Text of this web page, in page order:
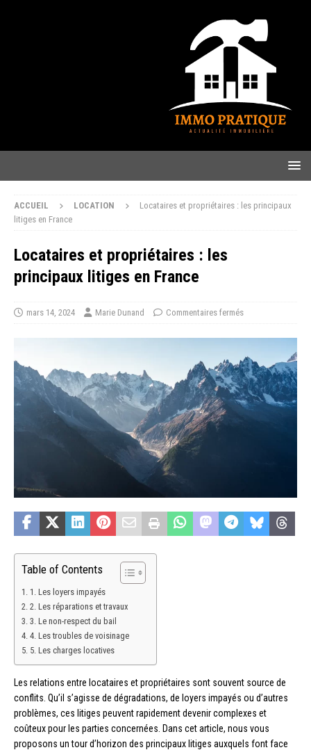
ACCUEIL LOCATION
Locataires et propriétaires : les principaux
litiges en France
Locataires et propriétaires : les
principaux litiges en France
mars 14, 2024 Marie Dunand Commentaires fermés
Table of Contents
1. Les loyers impayés
2. Les réparations et travaux
3. Le non-respect du bail
4. Les troubles de voisinage
5. Les charges locatives
Les relations entre locataires et propriétaires sont souvent source de
conflits. Qu’il s’agisse de dégradations, de loyers impayés ou d’autres
problèmes, ces litiges peuvent rapidement devenir complexes et
coûteux pour les parties concernées. Dans cet article, nous vous
proposons un tour d’horizon des principaux litiges auxquels font face